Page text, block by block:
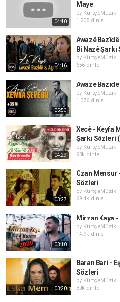
04:40
Maye
by KürtçeMüzik
1,205 dinle
04:16
Awazê
Bi Nazê
by KürtçeMüzik
666 dinle
05:53
Awaze Bazide
by KürtçeMüzik
1,076 dinle
04:29
Xecê - Keyfa
Şarkı Sözleri
by KürtçeMüzik
93k dinle
03:27
Ozan Mensur
Sözleri
by KürtçeMüzik
69.4k dinle
03:10
Mirzan Kaya
by KürtçeMüzik
14.9k dinle
03:20
Baran Bari -
Sözleri
by KürtçeMüzik
30k dinle